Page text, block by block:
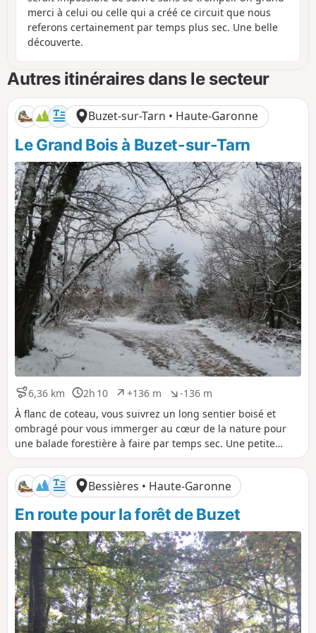
merci à celui ou celle qui a créé ce circuit que nous
referons certainement par temps plus sec. Une belle
découverte.
Autres itinéraires dans le secteur
Buzet-sur-Tarn • Haute-Garonne
Le Grand Bois à Buzet-sur-Tarn
6,36 km
D
i
s
t
a
n
c
e
2h 10
D
u
r
é
e
+136 m
D
é
n
i
v
e
l
é
p
o
i
t
i
f
-136 m
D
é
n
i
v
e
l
é
n
é
a
t
i
f
À flanc de coteau, vous suivrez un long sentier boisé et
ombragé pour vous immerger au cœur de la nature pour
une balade forestière à faire par temps sec. Une petite
montée vous y attend pour atteindre les hauteurs, le reste
du parcours se fera tout en douceur.
Bessières • Haute-Garonne
En route pour la forêt de Buzet